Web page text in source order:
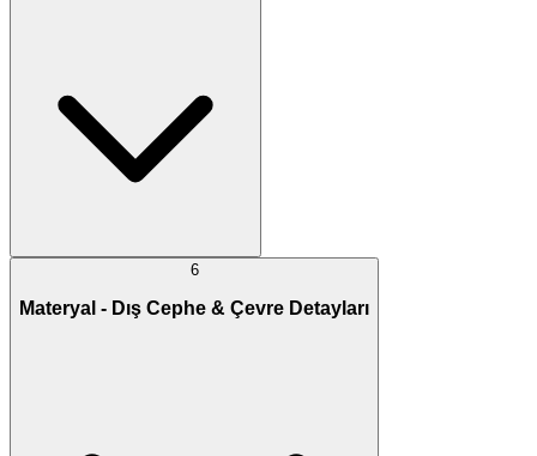
6
Materyal - Dış Cephe & Çevre Detayları